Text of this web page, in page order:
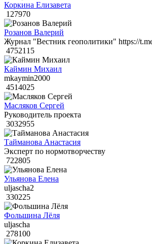
Коркина Елизавета
127970
Розанов Валерий
Журнал "Вестник геополитики" https://
4752115
Каймин Михаил
mkaymin2000
4514025
Масляков Сергей
Руководитель проекта
3032955
Тайманова Анастасия
Эксперт по нормотворчеству
722805
Ульянова Елена
uljascha2
330225
Фольшина Лёля
uljascha
278100